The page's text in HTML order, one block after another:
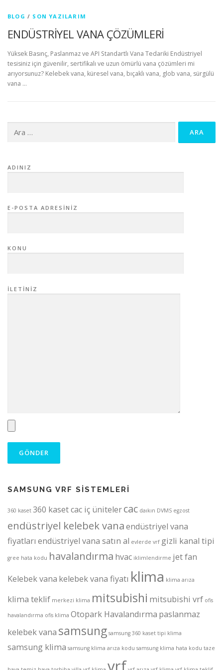
BLOG / SON YAZILARIM
ENDÜSTRİYEL VANA ÇÖZÜMLERİ
Yüksek Basınç, Paslanmaz ve API Standartlı Vana Tedariki Endüstriyel
tesisiniz için güvenilir, sertifikalı ve uzun ömürlü vana çözümleri mi
arıyorsunuz? Kelebek vana, küresel vana, bıçaklı vana, glob vana, sürgülü
vana …
ADINIZ
E-POSTA ADRESINIZ
KONU
İLETINIZ
SAMSUNG VRF SİSTEMLERİ
360 kaset 360 kaset cac iç ünitelercac daıkın DVMS egzost
endüstriyel kelebek vanaendüstriyel vana
fiyatları endüstriyel vana satın al evlerde vrf gizli kanal tipi
gree hata kodu havalandırma hvac iklimlendirme jet fan
Kelebek vana kelebek vana fiyatı klima klima arıza
klima teklif merkezi klima mitsubishi mitsubishi vrf ofis
havalandırma ofis klima Otopark Havalandırma paslanmaz
kelebek vana samsung samsung 360 kaset tipi klima
samsung klima samsung klima arıza kodu samsung klima hata kodu taze
vrf